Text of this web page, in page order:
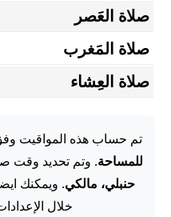
صلاة العَصر
صلاة المَغرب
صلاة العِشاء
تم حساب هذه المواقيت
للمساحة. وتم تحديد وقت
حنبلي، مالكي. ويمكنك
خلال